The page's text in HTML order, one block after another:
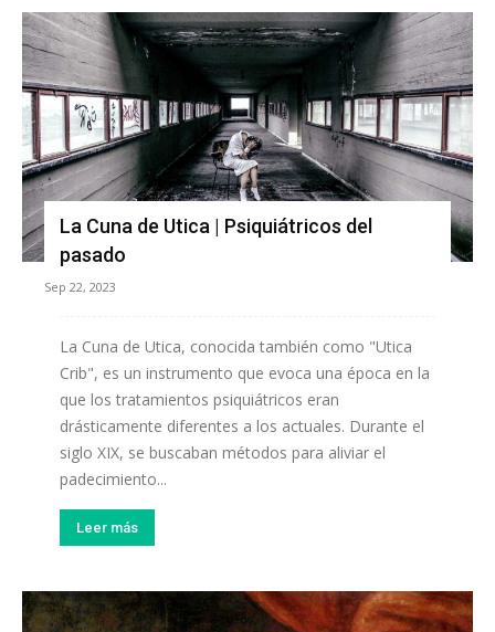
La Cuna de Utica | Psiquiátricos del
pasado
Sep 22, 2023
La Cuna de Utica, conocida también como "Utica
Crib", es un instrumento que evoca una época en la
que los tratamientos psiquiátricos eran
drásticamente diferentes a los actuales. Durante el
siglo XIX, se buscaban métodos para aliviar el
padecimiento...
Leer más